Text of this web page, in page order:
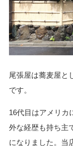
尾張屋は蕎麦屋と
です。
16代目はアメリカ
外な経歴も持ち主
になりました。当